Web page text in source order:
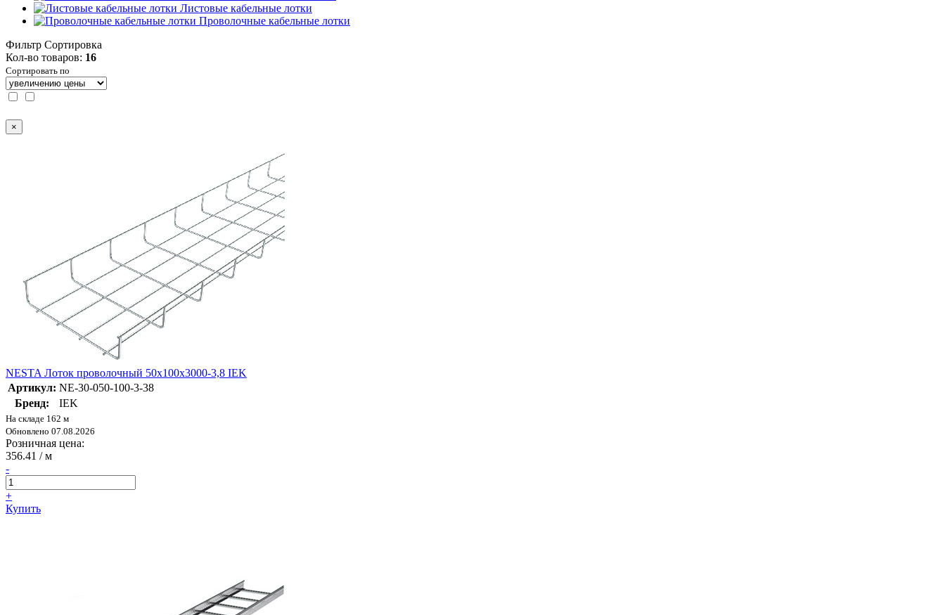
Листовые кабельные лотки
Проволочные кабельные лотки
Фильтр Сортировка
Кол-во товаров: 16
Сортировать по
×
NESTA Лоток проволочный 50х100х3000-3,8 IEK
Артикул: NE-30-050-100-3-38
Бренд:
IEK
На складе 162 м
Обновлено 07.08.2026
Розничная цена:
356.41 / м
-
+
Купить